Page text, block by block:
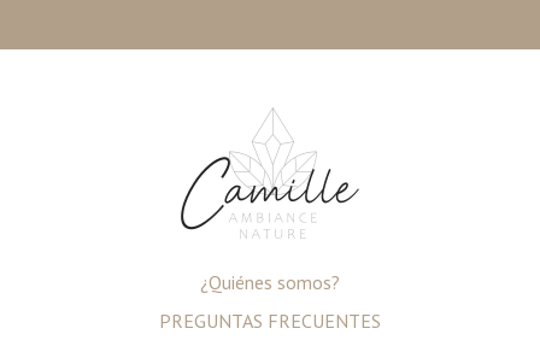
¿Quiénes somos?
PREGUNTAS FRECUENTES